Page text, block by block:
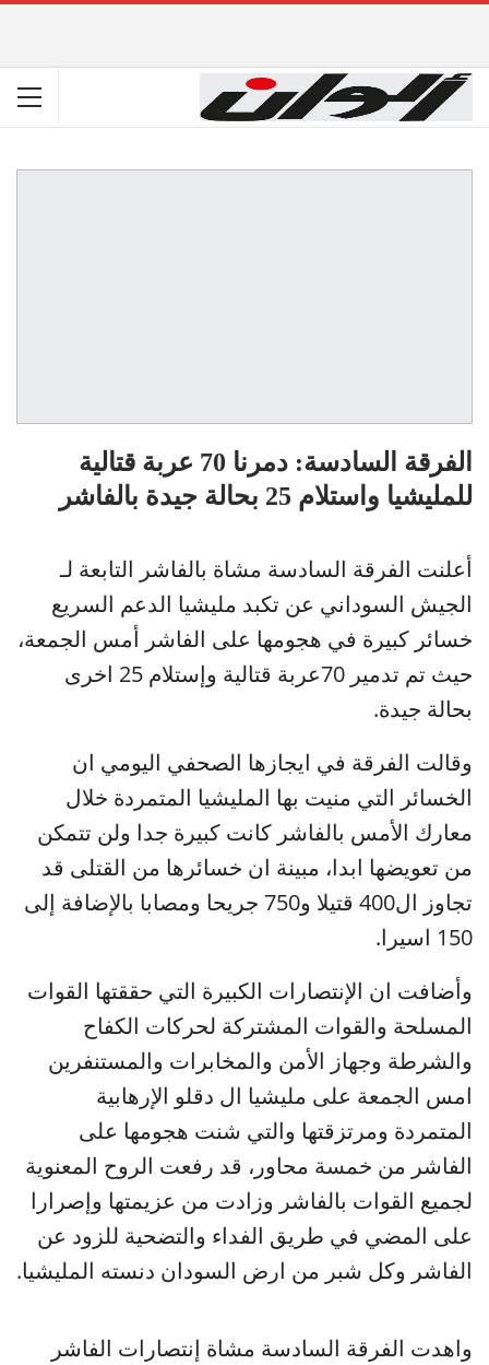
الفرقة السادسة: دمرنا 70 عربة قتالية
للمليشيا واستلام 25 بحالة جيدة بالفاشر
أعلنت الفرقة السادسة مشاة بالفاشر التابعة لـ
الجيش السوداني عن تكبد مليشيا الدعم السريع
خسائر كبيرة في هجومها على الفاشر أمس الجمعة،
حيث تم تدمير 70عربة قتالية وإستلام 25 اخرى
بحالة جيدة.
وقالت الفرقة في ايجازها الصحفي اليومي ان
الخسائر التي منيت بها المليشيا المتمردة خلال
معارك الأمس بالفاشر كانت كبيرة جدا ولن تتمكن
من تعويضها ابدا، مبينة ان خسائرها من القتلى قد
تجاوز ال400 قتيلا و750 جريحا ومصابا بالإضافة إلى
150 اسيرا.
وأضافت ان الإنتصارات الكبيرة التي حققتها القوات
المسلحة والقوات المشتركة لحركات الكفاح
والشرطة وجهاز الأمن والمخابرات والمستنفرين
امس الجمعة على مليشيا ال دقلو الإرهابية
المتمردة ومرتزقتها والتي شنت هجومها على
الفاشر من خمسة محاور، قد رفعت الروح المعنوية
لجميع القوات بالفاشر وزادت من عزيمتها وإصرارا
على المضي في طريق الفداء والتضحية للزود عن
الفاشر وكل شبر من ارض السودان دنسته المليشيا.
واهدت الفرقة السادسة مشاة إنتصارات الفاشر